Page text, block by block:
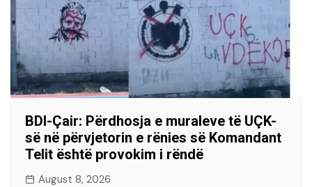
BDI-Çair: Përdhosja e muraleve të UÇK-
së në përvjetorin e rënies së Komandant
Telit është provokim i rëndë
August 8, 2026